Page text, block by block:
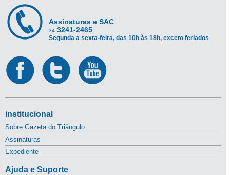
Assinaturas e SAC
34 3241-2465
Segunda a sexta-feira, das 10h às 18h, exceto feriados
institucional
Sobre Gazeta do Triângulo
Assinaturas
Expediente
Ajuda e Suporte